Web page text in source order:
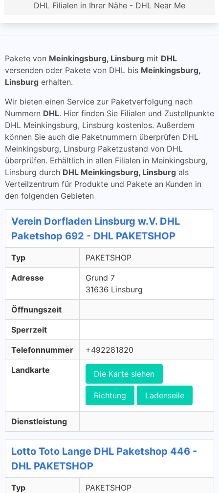
DHL Filialen in Ihrer Nähe - DHL Near Me
Pakete von Meinkingsburg, Linsburg mit DHL
versenden oder Pakete von DHL bis Meinkingsburg,
Linsburg erhalten.
Wir bieten einen Service zur Paketverfolgung nach
Nummern DHL. Hier finden Sie Filialen und Zustellpunkte
DHL Meinkingsburg, Linsburg kostenlos. Außerdem
können Sie auch die Paketnummern überprüfen DHL
Meinkingsburg, Linsburg Paketzustand von DHL
überprüfen. Erhältlich in allen Filialen in Meinkingsburg,
Linsburg durch DHL Meinkingsburg, Linsburg als
Verteilzentrum für Produkte und Pakete an Kunden in
den folgenden Gebieten
Verein Dorfladen Linsburg w.V. DHL
Paketshop 692 - DHL PAKETSHOP
Typ PAKETSHOP
Adresse
Grund 7
31636 Linsburg
Öffnungszeit
Sperrzeit
Telefonnummer +492281820
Landkarte Die Karte siehen
Richtung Ladenseile
Dienstleistung
Lotto Toto Lange DHL Paketshop 446 -
DHL PAKETSHOP
Typ PAKETSHOP